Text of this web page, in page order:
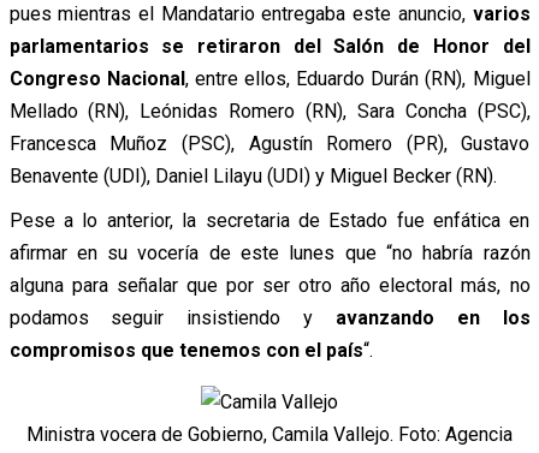
pues mientras el Mandatario entregaba este anuncio, varios
parlamentarios se retiraron del Salón de Honor del
Congreso Nacional, entre ellos, Eduardo Durán (RN), Miguel
Mellado (RN), Leónidas Romero (RN), Sara Concha (PSC),
Francesca Muñoz (PSC), Agustín Romero (PR), Gustavo
Benavente (UDI), Daniel Lilayu (UDI) y Miguel Becker (RN).
Pese a lo anterior, la secretaria de Estado fue enfática en
afirmar en su vocería de este lunes que “no habría razón
alguna para señalar que por ser otro año electoral más, no
podamos seguir insistiendo y avanzando en los
compromisos que tenemos con el país“.
Ministra vocera de Gobierno, Camila Vallejo. Foto: Agencia